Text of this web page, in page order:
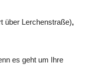
über Lerchenstraße),
es geht um Ihre